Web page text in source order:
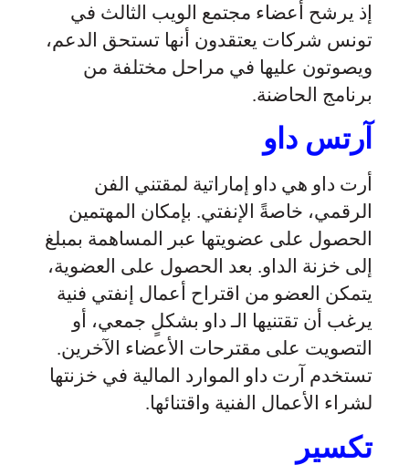
إذ يرشح أعضاء مجتمع الويب الثالث في
تونس شركات يعتقدون أنها تستحق الدعم،
ويصوتون عليها في مراحل مختلفة من
برنامج الحاضنة.
آرتس داو
أرت داو هي داو إماراتية لمقتني الفن
الرقمي، خاصةً الإنفتي. بإمكان المهتمين
الحصول على عضويتها عبر المساهمة بمبلغ
إلى خزنة الداو. بعد الحصول على العضوية،
يتمكن العضو من اقتراح أعمال إنفتي فنية
يرغب أن تقتنيها الـ داو بشكلٍ جمعي، أو
التصويت على مقترحات الأعضاء الآخرين.
تستخدم آرت داو الموارد المالية في خزنتها
لشراء الأعمال الفنية واقتنائها.
تكسير